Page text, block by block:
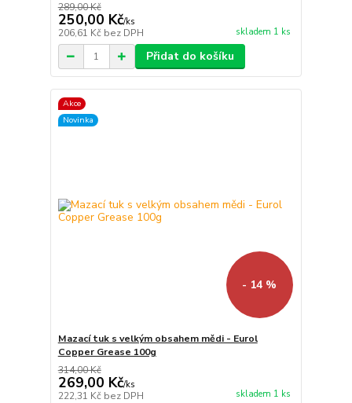
289,00 Kč
250,00 Kč/ks
206,61 Kč bez DPH skladem 1 ks
Přidat do košíku
Akce
Novinka
- 14 %
Mazací tuk s velkým obsahem mědi - Eurol
Copper Grease 100g
314,00 Kč
269,00 Kč/ks
222,31 Kč bez DPH skladem 1 ks